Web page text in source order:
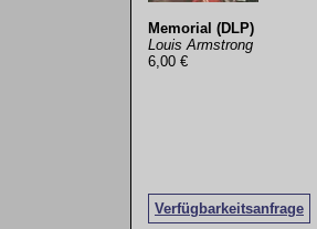
Memorial (DLP)
Louis Armstrong
6,00 €
Verfügbarkeitsanfrage